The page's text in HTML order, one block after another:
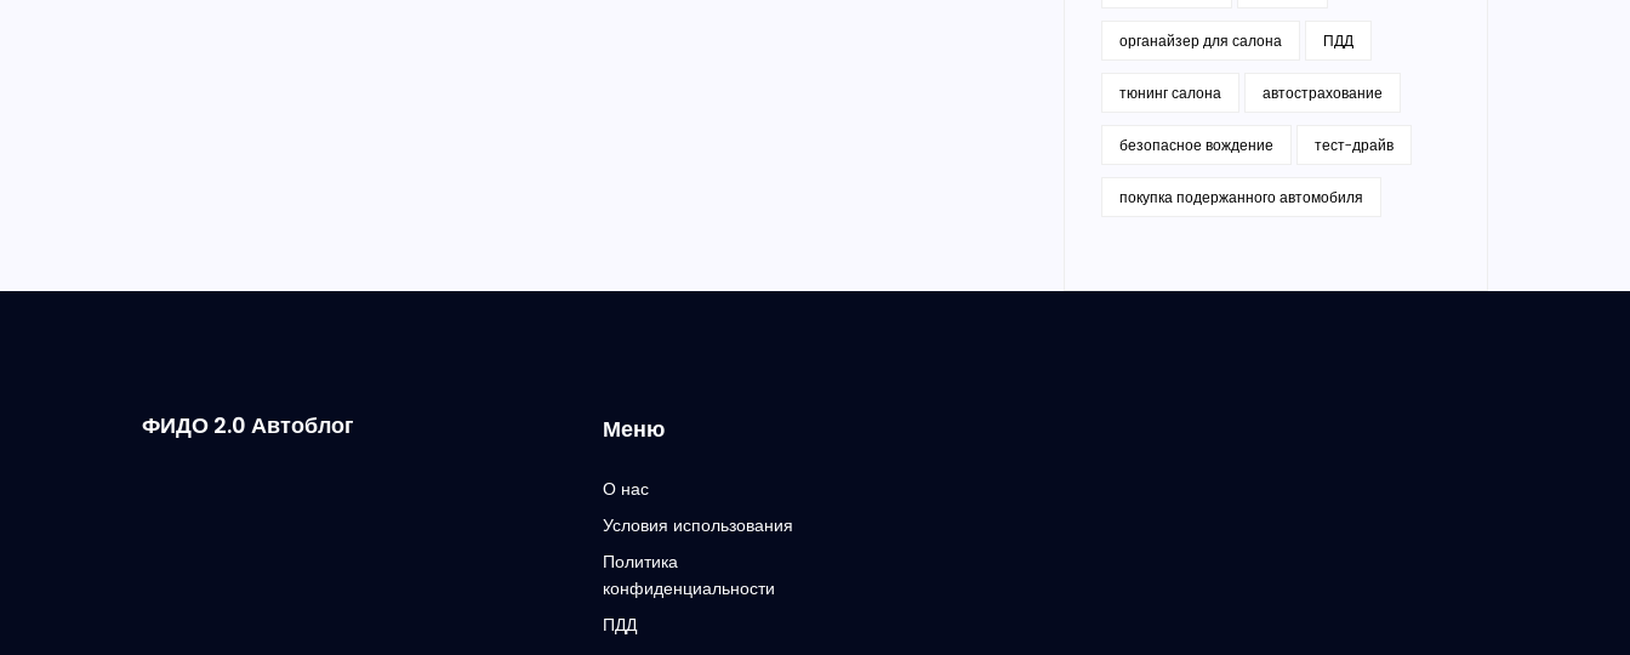
органайзер для салона ПДД
тюнинг салона автострахование
безопасное вождение тест-драйв
покупка подержанного автомобиля
ФИДО 2.0 Автоблог Меню
О нас
Условия использования
Политика
конфиденциальности
ПДД